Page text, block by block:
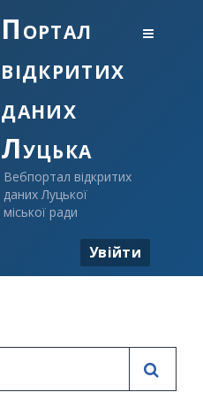
Портал
відкритих
даних
Луцька
Вебпортал відкритих
даних Луцької
міської ради
Увійти